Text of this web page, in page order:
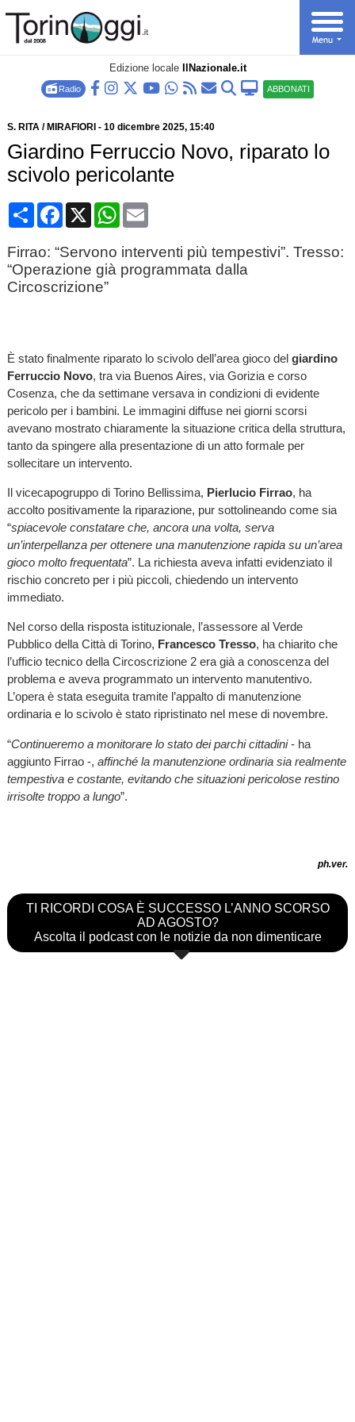
Edizione locale IlNazionale.it
Radio ABBONATI
S. RITA / MIRAFIORI - 10 dicembre 2025, 15:40
Giardino Ferruccio Novo, riparato lo
scivolo pericolante
CondividiFacebook
X WhatsApp
Email
Firrao: “Servono interventi più tempestivi”. Tresso:
“Operazione già programmata dalla
Circoscrizione”
È stato finalmente riparato lo scivolo dell’area gioco del giardino
Ferruccio Novo, tra via Buenos Aires, via Gorizia e corso
Cosenza, che da settimane versava in condizioni di evidente
pericolo per i bambini. Le immagini diffuse nei giorni scorsi
avevano mostrato chiaramente la situazione critica della struttura,
tanto da spingere alla presentazione di un atto formale per
sollecitare un intervento.
Il vicecapogruppo di Torino Bellissima, Pierlucio Firrao, ha
accolto positivamente la riparazione, pur sottolineando come sia
“spiacevole constatare che, ancora una volta, serva
un’interpellanza per ottenere una manutenzione rapida su un’area
gioco molto frequentata”. La richiesta aveva infatti evidenziato il
rischio concreto per i più piccoli, chiedendo un intervento
immediato.
Nel corso della risposta istituzionale, l’assessore al Verde
Pubblico della Città di Torino, Francesco Tresso, ha chiarito che
l’ufficio tecnico della Circoscrizione 2 era già a conoscenza del
problema e aveva programmato un intervento manutentivo.
L’opera è stata eseguita tramite l’appalto di manutenzione
ordinaria e lo scivolo è stato ripristinato nel mese di novembre.
“Continueremo a monitorare lo stato dei parchi cittadini- ha
aggiunto Firrao -, affinché la manutenzione ordinaria sia realmente
tempestiva e costante, evitando che situazioni pericolose restino
irrisolte troppo a lungo”.
ph.ver.
TI RICORDI COSA È SUCCESSO L’ANNO SCORSO
AD AGOSTO?
Ascolta il podcast con le notizie da non dimenticare